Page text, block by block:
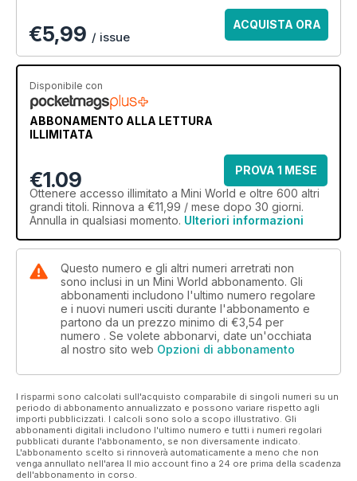
€5,99 / issue
ACQUISTA ORA
Disponibile con
ABBONAMENTO ALLA LETTURA
ILLIMITATA
€1.09
PROVA 1 MESE
Ottenere accesso illimitato a Mini World e oltre 600 altri
grandi titoli. Rinnova a €11,99 / mese dopo 30 giorni.
Annulla in qualsiasi momento. Ulteriori informazioni
Questo numero e gli altri numeri arretrati non
sono inclusi in un Mini World abbonamento. Gli
abbonamenti includono l'ultimo numero regolare
e i nuovi numeri usciti durante l'abbonamento e
partono da un prezzo minimo di €3,54 per
numero . Se volete abbonarvi, date un'occhiata
al nostro sito web Opzioni di abbonamento
I risparmi sono calcolati sull'acquisto comparabile di singoli numeri su un
periodo di abbonamento annualizzato e possono variare rispetto agli
importi pubblicizzati. I calcoli sono solo a scopo illustrativo. Gli
abbonamenti digitali includono l'ultimo numero e tutti i numeri regolari
pubblicati durante l'abbonamento, se non diversamente indicato.
L'abbonamento scelto si rinnoverà automaticamente a meno che non
venga annullato nell'area Il mio account fino a 24 ore prima della scadenza
dell'abbonamento in corso.